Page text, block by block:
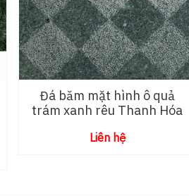
Đá băm mặt hình ô quả
trám xanh rêu Thanh Hóa
Liên hệ